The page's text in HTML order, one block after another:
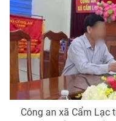
Câu chuyện quốc tế
Thị trường
Góc doanh nghiệp
Truyền hình
Phim VTV
Hậu trường
Nhân vật
Giải trí
Điện ảnh
Đời sống
Công an xã Cẩm Lạc